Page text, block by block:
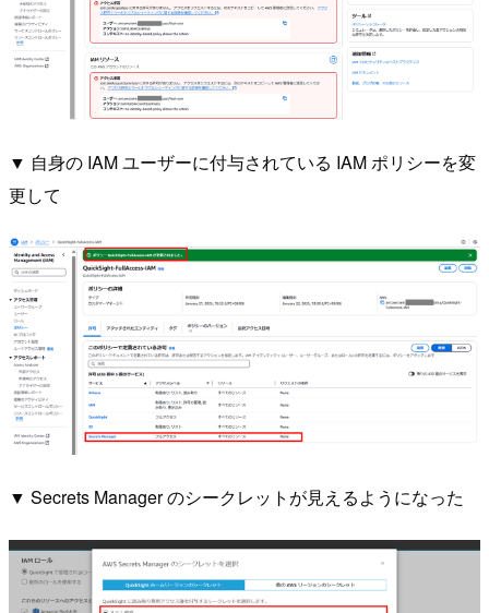
▼ 自身の IAM ユーザーに付与されている IAM ポリシーを変
更して
▼ Secrets Manager のシークレットが見えるようになった